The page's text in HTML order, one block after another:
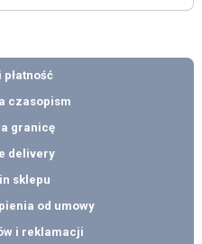
płatność
czasopism
granicę
delivery
sklepu
od umowy
i reklamacji